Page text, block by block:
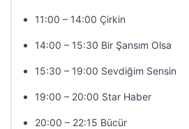
11:00 – 14:00 Çirkin
14:00 – 15:30 Bir Şansım Olsa
15:30 – 19:00 Sevdiğim Sensin
19:00 – 20:00 Star Haber
20:00 – 22:15 Bücür